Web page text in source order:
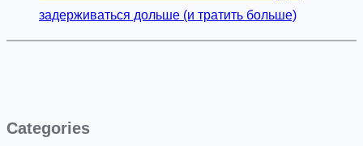
задерживаться дольше (и тратить больше)
Categories